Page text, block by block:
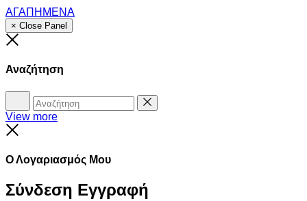
ΑΓΑΠΗΜΕΝΑ
× Close Panel
Αναζήτηση
Αναζήτηση Reset
View more
Ο Λογαριασμός Μου
Σύνδεση Εγγραφή